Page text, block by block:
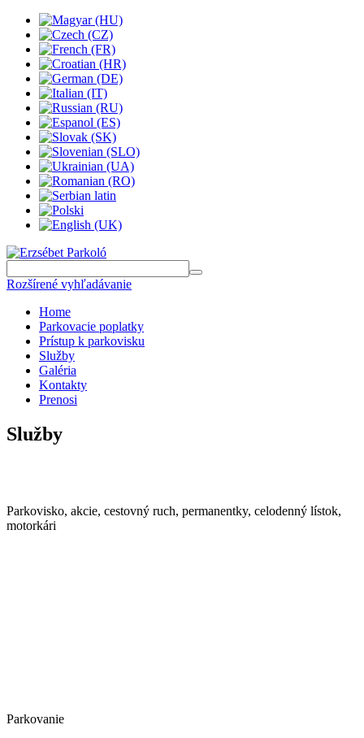
Rozšírené vyhľadávanie
Home
Parkovacie poplatky
Prístup k parkovisku
Služby
Galéria
Kontakty
Prenosi
Služby
Parkovisko, akcie, cestovný ruch, permanentky, celodenný lístok,
motorkári
Parkovanie